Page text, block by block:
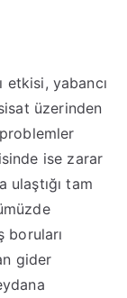
etkisi, yabancı
üzerinden
ise zarar
tam
boruları
gider